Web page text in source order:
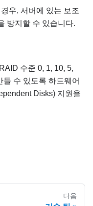
우, 서버에 있는 보조
방지할 수 있습니다.
수준 0, 1, 10, 5,
수 있도록 하드웨어
Disks) 지원을
다음